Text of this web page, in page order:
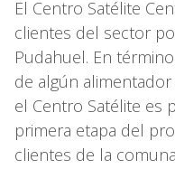
El Centro Satélite
clientes del sector
Pudahuel. En
de algún
el Centro Satélite es
primera etapa del
clientes de la